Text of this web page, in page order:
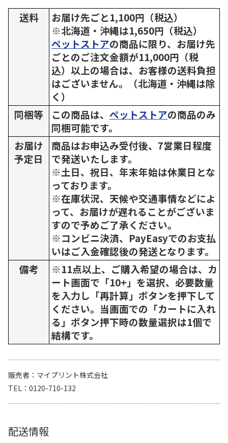
送料
お届け先ごと1,100円（税込）
※北海道・沖縄は1,650円（税込）
ペットストアの商品に限り、お届け先
ごとのご注文金額が11,000円（税
込）以上の場合は、お客様の送料負担
はございません。（北海道・沖縄は除
く）
同梱等
この商品は、 ペットストアの商品のみ
同梱可能です。
お届け
予定日
商品はお申込み受付後、7営業日程度
で発送いたします。
※土日、祝日、年末年始は休業日とな
っております。
※在庫状況、天候や交通事情などによ
って、お届けが遅れることがございま
すので予めご了承ください。
※コンビニ決済、PayEasyでのお支払
いはご入金確認後の発送となります。
備考
※11点以上、ご購入希望の場合は、カ
ート画面で「10+」を選択、必要数量
を入力し「再計算」ボタンを押下して
ください。当画面での「カートに入れ
る」ボタン押下時の数量選択は1個で
結構です。
販売者
マイプリント株式会社
TEL
0120-710-132
配送情報